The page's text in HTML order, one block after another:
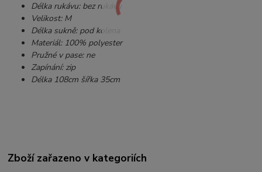
Délka rukávu: bez rukávu
Velikost: M
Délka sukně: pod kolena
Materiál: 100% polyester
Pružné v pase: ne
Zapínání: zip
Délka 108cm šířka 35cm
Zboží zařazeno v kategoriích